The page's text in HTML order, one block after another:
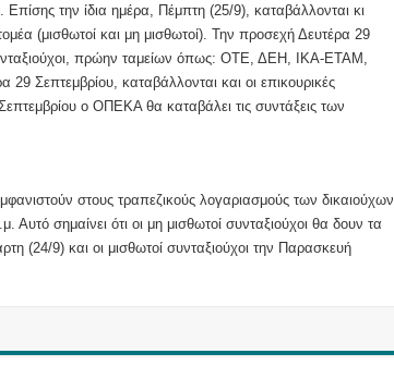
την ίδια ημέρα, Πέμπτη (25/9), καταβάλλονται κι
τομέα (μισθωτοί και μη μισθωτοί). Την προσεχή Δευτέρα 29
πρώην ταμείων όπως: ΟΤΕ, ΔΕΗ, ΙΚΑ-ΕΤΑΜ,
Σεπτεμβρίου, καταβάλλονται και οι επικουρικές
ο ΟΠΕΚΑ θα καταβάλει τις συντάξεις των
στους τραπεζικούς λογαριασμούς των δικαιούχων
Αυτό σημαίνει ότι οι μη μισθωτοί συνταξιούχοι θα δουν τα
(24/9) και οι μισθωτοί συνταξιούχοι την Παρασκευή